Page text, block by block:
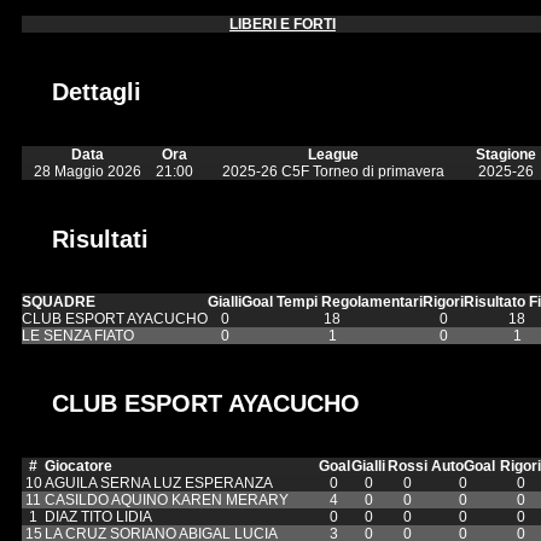
LIBERI E FORTI
Dettagli
Data Ora League
Stagione
28 Maggio 2026
21:00 2025-26 C5F Torneo di primavera 2025-26
Risultati
SQUADRE GialliGoal Tempi RegolamentariRigoriRisultato
CLUB ESPORT AYACUCHO
0 18 0
18
LE SENZA FIATO
0 1 0 1
CLUB ESPORT AYACUCHO
# Giocatore GoalGialliRossi AutoGoal Rigori
10AGUILA SERNA LUZ ESPERANZA 0 0 0 0
0
11 CASILDO AQUINO KAREN MERARY 4 0 0 0
0
1 DIAZ TITO LIDIA 0 0 0 0
0
15 LA CRUZ SORIANO ABIGAL LUCIA 3 0 0 0 0